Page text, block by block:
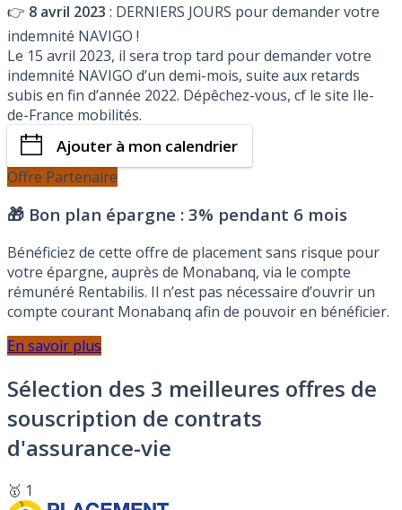
👉 8 avril 2023 : DERNIERS JOURS pour demander votre
indemnité NAVIGO !
Le 15 avril 2023, il sera trop tard pour demander votre
indemnité NAVIGO d’un demi-mois, suite aux retards
subis en fin d’année 2022. Dépêchez-vous, cf le site Ile-
de-France mobilités.
Ajouter à mon calendrier
Offre Partenaire
🎁 Bon plan épargne : 3% pendant 6 mois
Bénéficiez de cette offre de placement sans risque pour
votre épargne, auprès de Monabanq, via le compte
rémunéré Rentabilis. Il n’est pas nécessaire d’ouvrir un
compte courant Monabanq afin de pouvoir en bénéficier.
En savoir plus
Sélection des 3 meilleures offres de
souscription de contrats
d'assurance-vie
🥇 1